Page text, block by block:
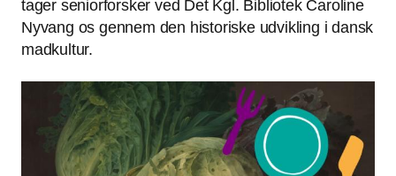
tager seniorforsker ved Det Kgl. Bibliotek Caroline
Nyvang os gennem den historiske udvikling i dansk
madkultur.